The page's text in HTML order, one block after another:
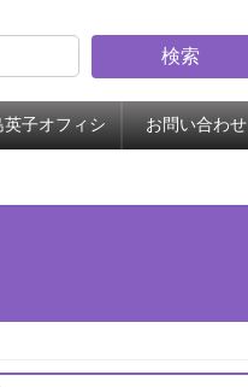
検索
英子オフィシ お問い合わせ